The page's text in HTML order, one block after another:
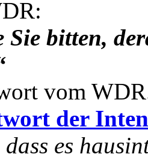
Sie bitten,
vom
der
dass es